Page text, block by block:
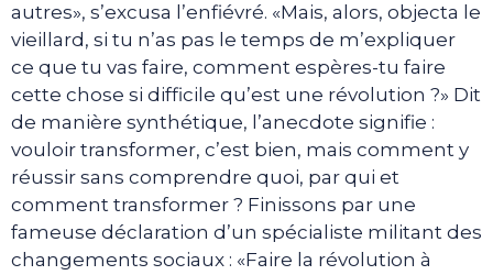
autres», s’excusa l’enfiévré. «Mais, alors, objecta le
vieillard, si tu n’as pas le temps de m’expliquer
ce que tu vas faire, comment espères-tu faire
cette chose si difficile qu’est une révolution ?» Dit
de manière synthétique, l’anecdote signifie :
vouloir transformer, c’est bien, mais comment y
réussir sans comprendre quoi, par qui et
comment transformer ? Finissons par une
fameuse déclaration d’un spécialiste militant des
changements sociaux : «Faire la révolution à